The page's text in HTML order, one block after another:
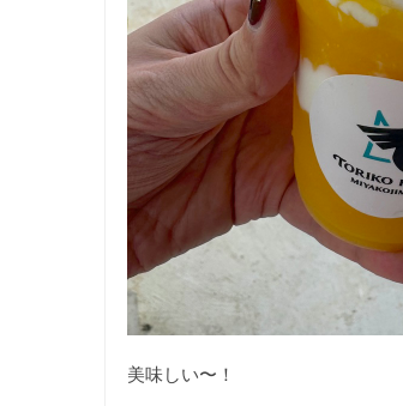
美味しい〜！